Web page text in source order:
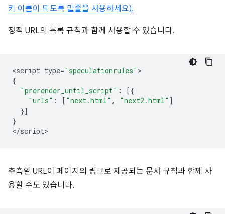
키 이름이 되도록 밑줄을 사용하세요).
정적 URL의 목록 규칙과 함께 사용할 수 있습니다.
<script type="speculationrules"
{
"prerender_until_script" :
[{
"urls" : [ "next.html" , "next2.html" ]
}]
}
</script
추측할 URL이 페이지의 링크로 제공되는 문서 규칙과 함께 사
용할 수도 있습니다.